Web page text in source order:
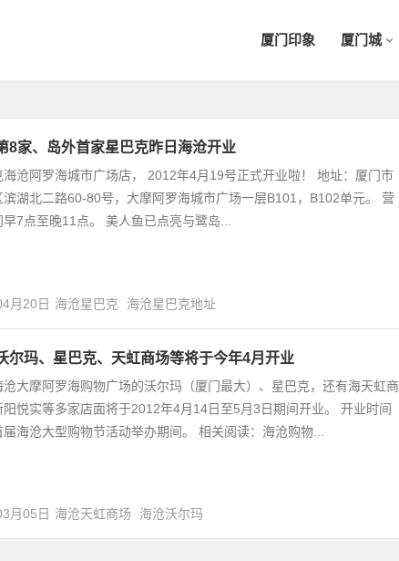
厦门印象 厦门城
8家、岛外首家星巴克昨日海沧开业
海沧阿罗海城市广场店， 2012年4月19号正式开业啦！ 地址：厦门市
滨湖北二路60-80号，大摩阿罗海城市广场一层B101，B102单元。 营
早7点至晚11点。 美人鱼已点亮与鹭岛...
月20日 海沧星巴克 海沧星巴克地址
尔玛、星巴克、天虹商场等将于今年4月开业
沧大摩阿罗海购物广场的沃尔玛（厦门最大）、星巴克，还有海天虹商
阳悦实等多家店面将于2012年4月14日至5月3日期间开业。 开业时间
届海沧大型购物节活动举办期间。 相关阅读：海沧购物...
月05日 海沧天虹商场 海沧沃尔玛